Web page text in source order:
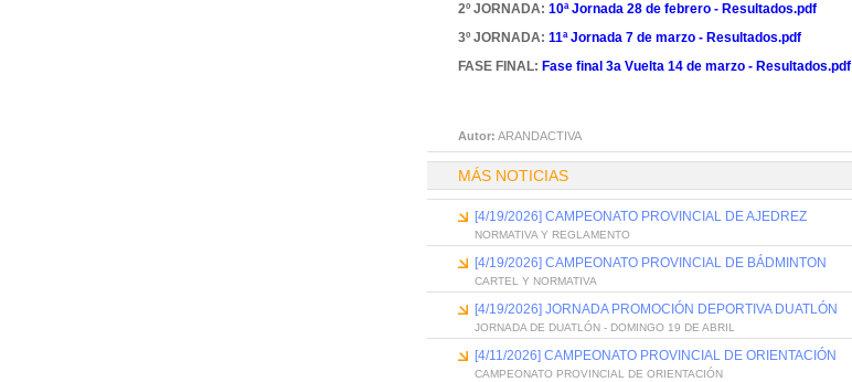
2º JORNADA: 10ª Jornada 28 de febrero - Resultados.pdf
3º JORNADA: 11ª Jornada 7 de marzo - Resultados.pdf
FASE FINAL: Fase final 3a Vuelta 14 de marzo - Resultados.pdf
Autor: ARANDACTIVA
MÁS NOTICIAS
[4/19/2026] CAMPEONATO PROVINCIAL DE AJEDREZ
NORMATIVA Y REGLAMENTO
[4/19/2026] CAMPEONATO PROVINCIAL DE BÁDMINTON
CARTEL Y NORMATIVA
[4/19/2026] JORNADA PROMOCIÓN DEPORTIVA DUATLÓN
JORNADA DE DUATLÓN - DOMINGO 19 DE ABRIL
[4/11/2026] CAMPEONATO PROVINCIAL DE ORIENTACIÓN
CAMPEONATO PROVINCIAL DE ORIENTACIÓN